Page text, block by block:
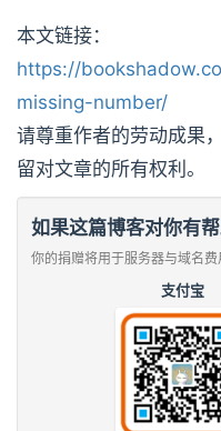
本文链接：
https://
missing-number/
请尊重作者的劳动成果
留对文章的所有权利。
如果这篇博客对你有
你的捐赠将用于服务器与域名费
支付宝